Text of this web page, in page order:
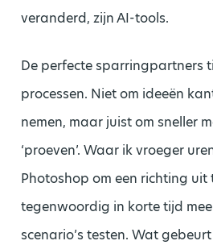
veranderd, zijn AI-tools.
De perfecte sparringpartners
processen. Niet om ideeën
nemen, maar juist om sneller
‘proeven’. Waar ik vroeger
Photoshop om een richting uit
tegenwoordig in korte tijd
scenario’s testen. Wat